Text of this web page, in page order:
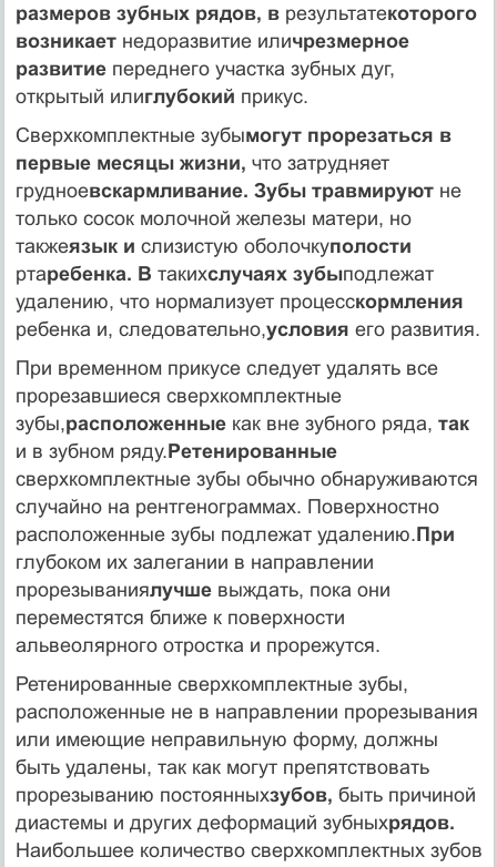
размеров зубных рядов, врезультатекоторого
возни­каетнедоразвитие иличрезмерное
развитиепереднего участка зубных дуг,
открытый илиглубокий прикус.
Сверхкомплектные зубымогут прорезаться в
первые месяцы жизни, что затрудняет
грудноевскармливание. Зубы травмиру­ютне
только сосок молочной железы матери, но
такжеязык и слизистую оболочкуполости
ртаребенка. В такихслучаях зубыподлежат
удалению, что нормализует процесскормления
ре­бенка и, следовательно,условия его развития.
При временном прикусе следует удалять все
прорезавшиеся сверхкомплектные
зубы,расположенныекак вне зубного ряда, так
и в зубном ряду.Ретенированные
сверхкомплектные зубы обычно обнаруживаются
случайно на рентгенограммах. Повер­хностно
расположенные зубы подлежат удалению.При
глубо­ком их залегании в направлении
прорезываниялучшевыждать, пока они
переместятся ближе к поверхности
альвеолярного отростка и прорежутся.
Ретенированные сверхкомплектные зубы,
расположенные не в направлении прорезывания
или имеющие неправильную форму, должны
быть удалены, так как могут препятствовать
прорезыванию постоянныхзубов, быть причиной
диастемы и других деформаций зубныхрядов.
Наибольшее количество сверх­комплектных зубов